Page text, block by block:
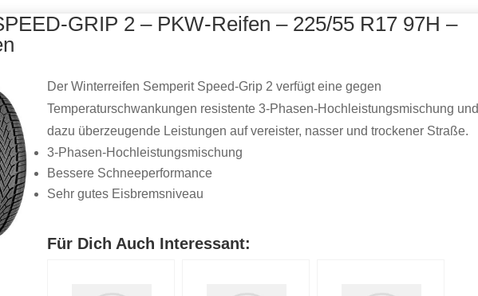
GRIP 2 – PKW-Reifen – 225/55 R17 97H –
Der Winterreifen Semperit Speed-Grip 2 verfügt eine gegen
Temperaturschwankungen resistente 3-Phasen-Hochleistungsmischung und
dazu überzeugende Leistungen auf vereister, nasser und trockener Straße.
3-Phasen-Hochleistungsmischung
Bessere Schneeperformance
Sehr gutes Eisbremsniveau
Für Dich Auch Interessant: